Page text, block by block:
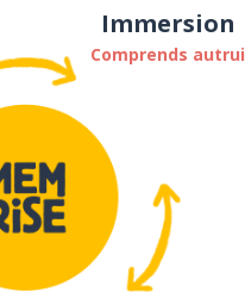
Immersion
Comprends autrui